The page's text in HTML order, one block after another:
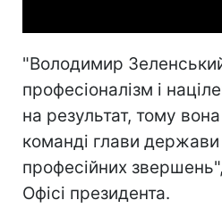
"Володимир
професіоналізм і
на результат, тому
команді глави
професійних
Офісі президента.